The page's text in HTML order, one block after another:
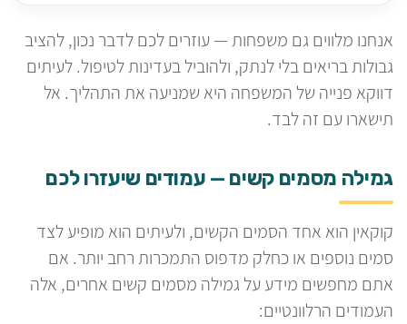
אנחנו מלווים גם משפחות — עוזרים לכם לדבר נכון, להציב
גבולות בריאים בלי לנתק, ולהוביל בעדינות לטיפול. לעיתים
דווקא פנייה של המשפחה היא שמניעה את התהליך. אל
תישארו עם זה לבד.
גמילה מסמים קשים — עמודים שיעזרו לכם
קוקאין הוא אחד הסמים הקשים, ולעיתים הוא מופיע לצד
סמים נוספים או כחלק מדפוס התמכרות רחב יותר. אם
אתם מחפשים מידע על גמילה מסמים קשים אחרים, אלה
העמודים הרלוונטיים: